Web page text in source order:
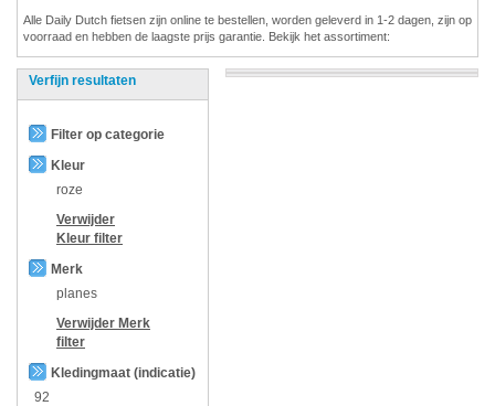
Alle Daily Dutch fietsen zijn online te bestellen, worden geleverd in 1-2 dagen, zijn op
voorraad en hebben de laagste prijs garantie. Bekijk het assortiment:
Verfijn resultaten
Filter op categorie
Kleur
roze
Verwijder
Kleur filter
Merk
planes
Verwijder Merk
filter
Kledingmaat (indicatie)
92